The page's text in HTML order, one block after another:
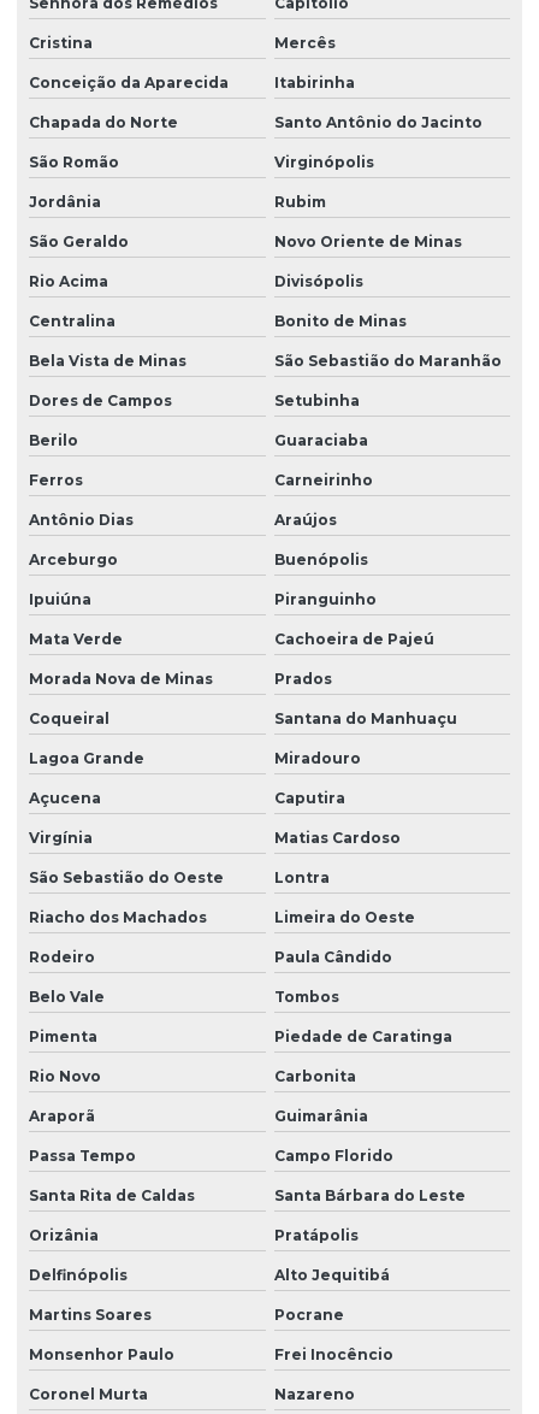
Cristina Mercês
Conceição da Aparecida Itabirinha
Chapada do Norte Santo Antônio do Jacinto
São Romão Virginópolis
Jordânia Rubim
São Geraldo Novo Oriente de Minas
Rio Acima Divisópolis
Centralina Bonito de Minas
Bela Vista de Minas São Sebastião do Maranhão
Dores de Campos Setubinha
Berilo Guaraciaba
Ferros Carneirinho
Antônio Dias Araújos
Arceburgo Buenópolis
Ipuiúna Piranguinho
Mata Verde Cachoeira de Pajeú
Morada Nova de Minas Prados
Coqueiral Santana do Manhuaçu
Lagoa Grande Miradouro
Açucena Caputira
Virgínia Matias Cardoso
São Sebastião do Oeste Lontra
Riacho dos Machados Limeira do Oeste
Rodeiro Paula Cândido
Belo Vale Tombos
Pimenta Piedade de Caratinga
Rio Novo Carbonita
Araporã Guimarânia
Passa Tempo Campo Florido
Santa Rita de Caldas Santa Bárbara do Leste
Orizânia Pratápolis
Delfinópolis Alto Jequitibá
Martins Soares Pocrane
Monsenhor Paulo Frei Inocêncio
Coronel Murta Nazareno